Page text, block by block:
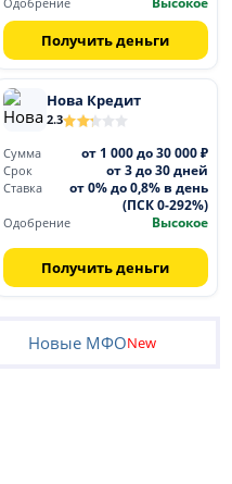
Одобрение
Получить деньги
Нова Кредит
2.3
Сумма от 1 000 до 30 000 ₽
Срок от 3 до 30 дней
Ставка
от 0% до 0,8% в день
(ПСК 0-292%)
Одобрение Высокое
Получить деньги
Новые МФОNew